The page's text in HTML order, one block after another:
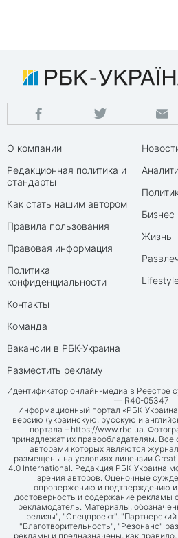
О компании
Редакционная политика и
стандарты
Как стать нашим автором
Правила пользования
Правовая информация
Политика
конфиденциальности
Контакты
Команда
Вакансии в РБК-Украина
Разместить рекламу
Бизнес
Жизнь
Идентификатор онлайн-медиа в Реестре
— R40-05347
Информационный портал «РБК-
версию (украинскую, русскую и
портала – https://www.rbc.ua.
принадлежат их правообладателям. Все
авторами которых являются
размещены на условиях лицензии
4.0 International. Редакция РБК-Украина
зрения авторов. Оценочные
опровержению и подтверждению
достоверность и содержание рекламы
рекламодатель. Материалы,
релизы", "Спецпроект",
"Благотворительность", "Резонанс"
рекламы и предназначены, как